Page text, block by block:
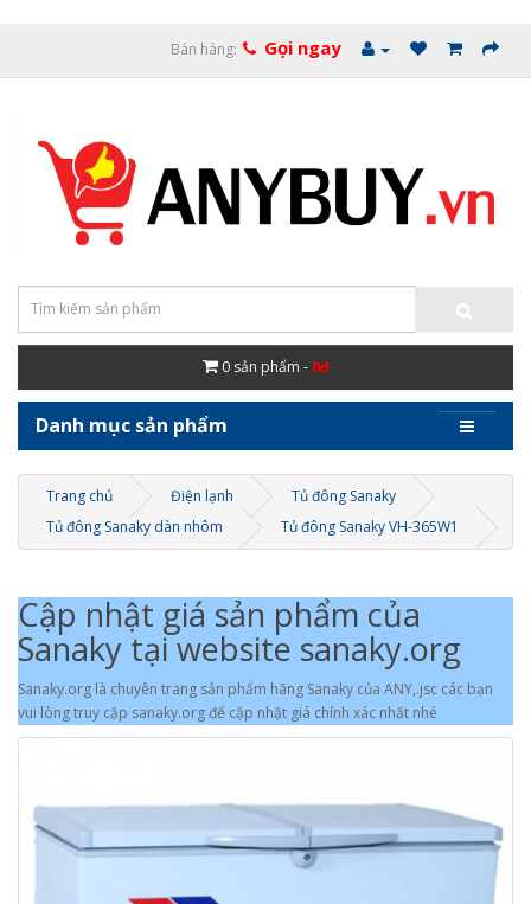
Bán hàng: Gọi ngay
0 sản phẩm - 0đ
Danh mục sản phẩm
Trang chủ Điện lạnh
Tủ đông Sanaky
Tủ đông Sanaky dàn nhôm
Tủ đông Sanaky VH-365W1
Cập nhật giá sản phẩm của
Sanaky tại website sanaky.org
Sanaky.org là chuyên trang sản phẩm hãng Sanaky của ANY,.jsc các bạn
vui lòng truy cập sanaky.org để cập nhật giá chính xác nhất nhé